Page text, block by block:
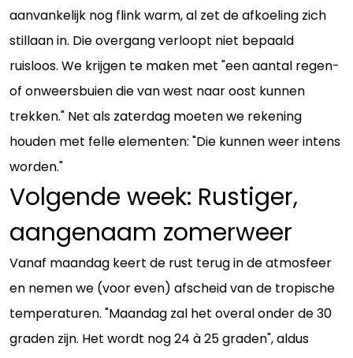
aanvankelijk nog flink warm, al zet de afkoeling zich
stillaan in. Die overgang verloopt niet bepaald
ruisloos. We krijgen te maken met "een aantal regen-
of onweersbuien die van west naar oost kunnen
trekken." Net als zaterdag moeten we rekening
houden met felle elementen: "Die kunnen weer intens
worden."
Volgende week: Rustiger,
aangenaam zomerweer
Vanaf maandag keert de rust terug in de atmosfeer
en nemen we (voor even) afscheid van de tropische
temperaturen. "Maandag zal het overal onder de 30
graden zijn. Het wordt nog 24 à 25 graden", aldus